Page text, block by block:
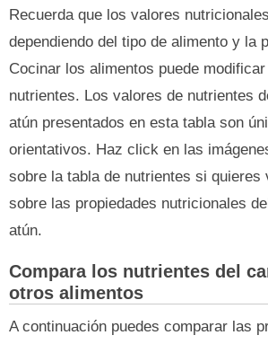
Recuerda que los valores
dependiendo del tipo de alimento y la
Cocinar los alimentos puede
nutrientes. Los valores de nutrientes
atún presentados en esta tabla son
orientativos. Haz click en las
sobre la tabla de nutrientes si quieres
sobre las propiedades nutricionales
atún.
Compara los nutrientes del
otros alimentos
A continuación puedes comparar las